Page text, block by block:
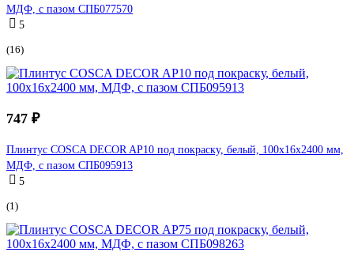
МДФ, с пазом СПБ077570
5
(16)
747 ₽
Плинтус COSCA DECOR AP10 под покраску, белый, 100x16x2400 мм,
МДФ, с пазом СПБ095913
5
(1)